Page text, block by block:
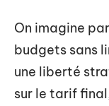
On imagine
budgets sans
une liberté
sur le tarif